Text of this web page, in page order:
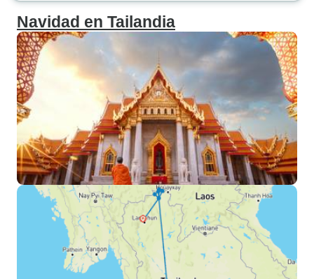
Navidad en Tailandia